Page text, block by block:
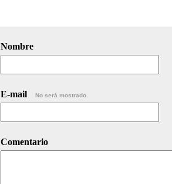
Nombre
E-mail No será mostrado.
Comentario